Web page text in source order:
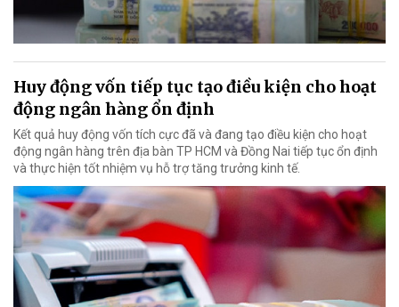
Huy động vốn tiếp tục tạo điều kiện cho hoạt
động ngân hàng ổn định
Kết quả huy động vốn tích cực đã và đang tạo điều kiện cho hoạt
động ngân hàng trên địa bàn TP HCM và Đồng Nai tiếp tục ổn định
và thực hiện tốt nhiệm vụ hỗ trợ tăng trưởng kinh tế.